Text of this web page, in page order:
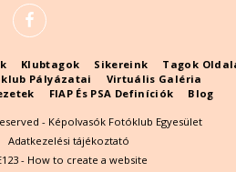
Klubtagok Sikereink
Tagok
Pályázatai
Virtuális Galéria
FIAP És PSA Definíciók Blog
- Képolvasók Fotóklub Egyesület
Adatkezelési tájékoztató
- How to create a website